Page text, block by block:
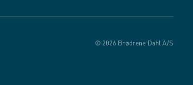
© 2026 Brødrene Dahl A/S